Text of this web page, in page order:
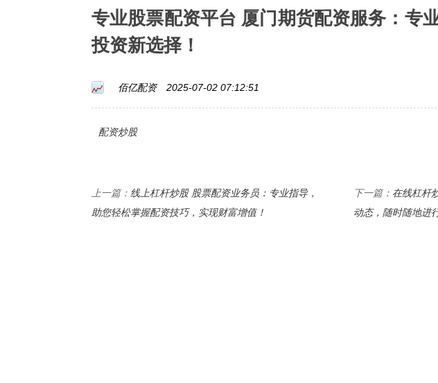
专业股票配资平台 厦门期货配资服务：专
投资新选择！
佰亿配资 2025-07-02 07:12:51
配资炒股
上一篇： 线上杠杆炒股 股票配资业务员：专业指导，
助您轻松掌握配资技巧，实现财富增值！
下一篇： 在线杠杆
动态，随时随地进